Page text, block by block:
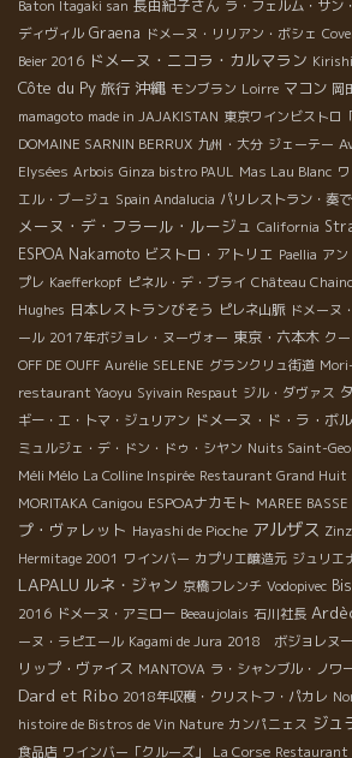
Baton Itagaki san 長由紀子さん ラ・フェルム・サン
ディヴィル Graena ドメーヌ・リリアン・ボシェ
Beier 2016 ドメーヌ・ニコラ・カルマラン
Côte du Py 旅行 沖縄 モンブラン Loirre マコン 岡
mamagoto made in JAJAKISTAN 東京ワインビストロ
DOMAINE SARNIN BERRUX 九州・大分 ジェーテー
Elysées Arbois Ginza bistro PAUL Mas Lau Blanc
エル・ブージュ Spain Andalucia パリレストラン・奏で
メーヌ・デ・フラール・ルージュ California
ESPOA Nakamoto ビストロ・アトリエ Paellia アン
プレ Kaefferkopf ピネル・デ・ブライ Château
Hughes 日本レストランびそう ピレネ山脈 ドメーヌ
ール 2017年ボジョレ・ヌーヴォー 東京・六本木 ク
OFF DE OUFF Aurélie SELENE グランクリュ街道
restaurant Yaoyu Syivain Respaut ジル・ダヴァス
ギー・エ・トマ・ジュリアン ドメーヌ・ド・ラ・ボ
ミュルジェ・デ・ドン・ドゥ・シヤン Nuits Saint-
Méli Mélo La Colline Inspirée Restaurant Grand Huit
MORITAKA Canigou ESPOAナカモト MAREE BASSE
プ・ヴァレット Hayashi de Pioche アルザス
Hermitage 2001 ワインバー カプリエ醸造元 ジュリエ
LAPALU ルネ・ジャン 京橋フレンチ Vodopivec
2016 ドメーヌ・アミロー Beeaujolais 石川社長
ーヌ・ラピエール Kagami de Jura 2018 ボジョレヌ
リップ・ヴァイス MANTOVA ラ・シャンブル・ノワ
Dard et Ribo 2018年収穫・クリストフ・パカレ
histoire de Bistros de Vin Nature カンパニェス ジュ
食品店 ワインバー「クルーズ」 La Corse Restaurant